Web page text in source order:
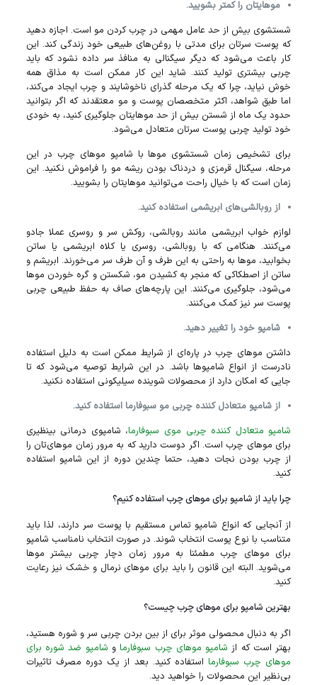
مو‌هایتان را کمتر بشویید.
شستشوی بیش از حد عامل مهمی در چرب کردن مو است. اجازه دهید
که پوست سرتان برای مدتی با روغن‌های طبیعی خود زندگی کند. این
کار باعث می‌شود که دیگر سیگنالی به منافذ سر داده نشود که باید
چربی بیشتری تولید کنند. شاید این کار ممکن است به مذاق همه
خوش نیاید، چرا که یک مرحله گذرای ناخوشایند و چرب ایجاد می‌کند،
اما طبق شواهد، اکثر متخصصان پوست و مو معتقدند که اگر بتوانید
حدود یک ماه از شستن بیش از حد مو‌هایتان جلوگیری کنید، به خودی
خود تولید چربی پوست سرتان متعادل می‌شود.
برای تشخیص زمان شستشوی مو‌ها با شامپو موهای چرب در این
مرحله، سیگنال قرمزی و دردناک بودن ریشه مو را فراموش نکنید. این
زمان است که با خیال راحت می‌توانید مو‌هایتان را بشویید.
از روبالشی‌های ابریشمی استفاده کنید.
لوازم خواب ابریشمی مانند روبالشی، روکش سر و روسری عملا جادو
می‌کنند. هنگامی که با روبالشی، روسری یا کلاه ابریشمی یا ساتن
بخوابید، مو‌ها به راحتی به این طرف و آن طرف سر می‌خورند. ابریشم و
ساتن از اصطکاکی که منجر به کشیدن مو، شکستن و گره خوردن مو‌ها
می‌شود، جلوگیری می‌کنند. این پارچه‌های صاف به حفظ طبیعی چربی
پوست سر نیز کمک می‌کنند.
شامپو خود را تغییر دهید.
داشتن مو‌های چرب در پاره‌ای از شرایط ممکن است به دلیل استفاده
نادرست از انواع شامپو‌ها باشد. در این شرایط توصیه می‌شود که تا
جایی که امکان دارد از محصولات شوینده سیلیکونی استفاده نکنید.
از شامپو متعادل‌ کننده چربی مو سبوفارما استفاده کنید.
شامپو متعادل‌ کننده چربی موی سبوفارما، شامپوی درمانی بینظیری
برای موهای چرب است. اگر دوست دارید که به مرور زمان مو‌های‌تان را
از چرب بودن نجات دهید، حتما چندین دوره از این شامپو استفاده
کنید.
چرا باید از شامپو برای مو‌های چرب استفاده کنیم؟
از آنجایی که انواع شامپو تماس مستقیم با پوست سر دارند، لذا باید
متناسب با نوع پوست انتخاب شوند. در صورت انتخاب نامناسب شامپو
برای موهای چرب مطمئنا به مرور زمان دچار چربی بیشتر مو‌ها
می‌شوید. البته این قانون را باید برای مو‌های نرمال و خشک نیز رعایت
کنید.
بهترین شامپو برای موهای چرب چیست؟
اگر به دنبال محصولی موثر برای از بین بردن چربی سر و شوره هستید،
بهتر است که از شامپو مو‌های چرب سبوفارماو شامپو ضد شوره برای
مو‌های چرب سبوفارما استفاده کنید. بعد از یک دوره مصرف تاثیرات
بی‌نظیر این محصولات را خواهید دید.